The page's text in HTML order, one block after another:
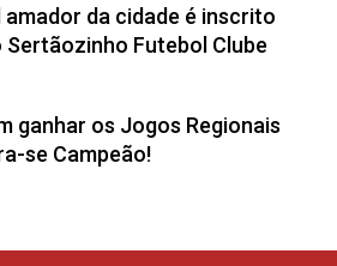
da cidade é inscrito
Sertãozinho Futebol Clube
ganhar os Jogos Regionais
se Campeão!